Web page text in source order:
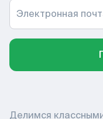
Электронная
Делимся